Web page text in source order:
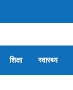
शिक्षा स्वास्थ्य